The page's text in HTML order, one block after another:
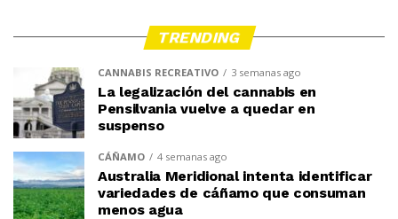
TRENDING
CANNABIS RECREATIVO 3 semanas ago
La legalización del cannabis en
Pensilvania vuelve a quedar en
suspenso
CÁÑAMO 4 semanas ago
Australia Meridional intenta identificar
variedades de cáñamo que consuman
menos agua